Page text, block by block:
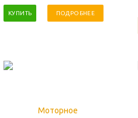
КУПИТЬ ПОДРОБНЕЕ